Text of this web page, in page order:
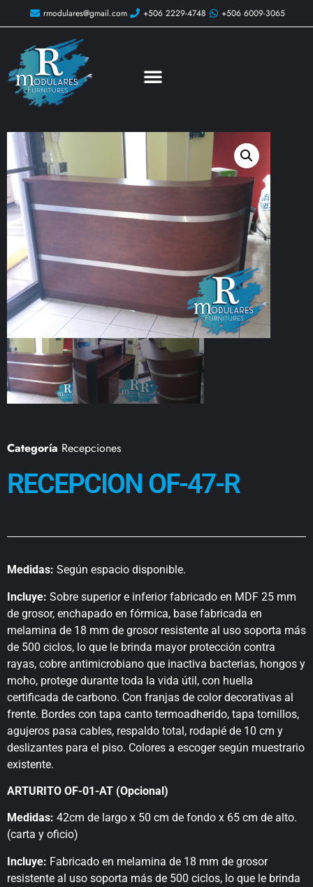
rmodulares@gmail.com +506 2229-4748 +506 6009-3065
Categoría Recepciones
RECEPCION OF-47-R
Medidas: Según espacio disponible.
Incluye: Sobre superior e inferior fabricado en MDF 25 mm
de grosor, enchapado en fórmica, base fabricada en
melamina de 18 mm de grosor resistente al uso soporta más
de 500 ciclos, lo que le brinda mayor protección contra
rayas, cobre antimicrobiano que inactiva bacterias, hongos y
moho, protege durante toda la vida útil, con huella
certificada de carbono. Con franjas de color decorativas al
frente. Bordes con tapa canto termoadherido, tapa tornillos,
agujeros pasa cables, respaldo total, rodapié de 10 cm y
deslizantes para el piso. Colores a escoger según muestrario
existente.
ARTURITO OF-01-AT (Opcional)
Medidas: 42cm de largo x 50 cm de fondo x 65 cm de alto.
(carta y oficio)
Incluye: Fabricado en melamina de 18 mm de grosor
resistente al uso soporta más de 500 ciclos, lo que le brinda